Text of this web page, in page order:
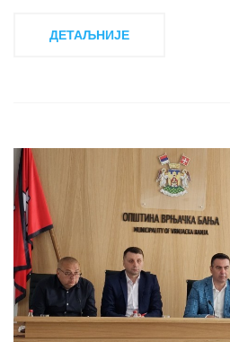
ДЕТАЉНИЈЕ